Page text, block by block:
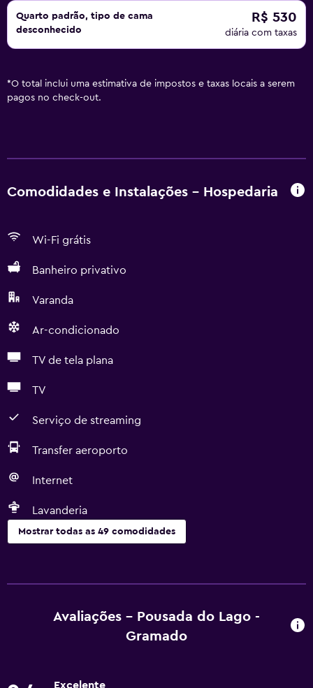
Quarto padrão, tipo de cama
desconhecido
R$ 530
diária com taxas
*O total inclui uma estimativa de impostos e taxas locais a serem
pagos no check-out.
Comodidades e Instalações - Hospedaria
Wi-Fi grátis
Banheiro privativo
Varanda
Ar-condicionado
TV de tela plana
TV
Serviço de streaming
Transfer aeroporto
Internet
Lavanderia
Mostrar todas as 49 comodidades
Wi-Fi grátis
Wi-Fi disponível em todas as áreas
Avaliações - Pousada do Lago -
Gramado
Excelente